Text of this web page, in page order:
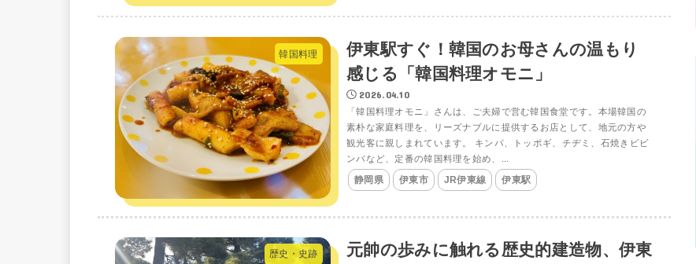
韓国料理
伊東駅すぐ！韓国のお母さんの温もり
感じる「韓国料理オモニ」
2026.04.10
「韓国料理オモニ」さんは、ご夫婦で営む韓国食堂です。本場韓国の
素朴な家庭料理を、リーズナブルに提供するお店として、地元の方や
観光客に親しまれています。 キンパ、トッポギ、チヂミ、石焼きビビ
ンバなど、定番の韓国料理を始め、...
静岡県 伊東市 JR伊東線 伊東駅
歴史・史跡
元帥の歩みに触れる歴史的建造物、伊東